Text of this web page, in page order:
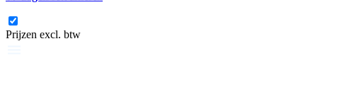
Prijzen excl. btw